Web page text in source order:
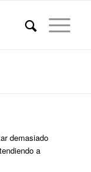
demasiado
a